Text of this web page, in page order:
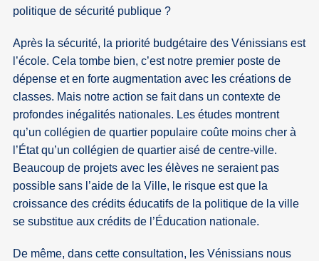
politique de sécurité publique ?
Après la sécurité, la priorité budgétaire des Vénissians est
l’école. Cela tombe bien, c’est notre premier poste de
dépense et en forte augmentation avec les créations de
classes. Mais notre action se fait dans un contexte de
profondes inégalités nationales. Les études montrent
qu’un collégien de quartier populaire coûte moins cher à
l’État qu’un collégien de quartier aisé de centre-ville.
Beaucoup de projets avec les élèves ne seraient pas
possible sans l’aide de la Ville, le risque est que la
croissance des crédits éducatifs de la politique de la ville
se substitue aux crédits de l’Éducation nationale.
De même, dans cette consultation, les Vénissians nous